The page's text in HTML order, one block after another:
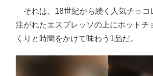
それは、18世紀から続く人気チョコ
注がれたエスプレッソの上にホット
くりと時間をかけて味わう1品だ。